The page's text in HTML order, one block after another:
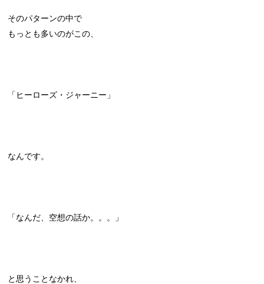
そのパターンの中で
もっとも多いのがこの、
「ヒーローズ・ジャーニー」
なんです。
「なんだ、空想の話か。。。」
と思うことなかれ、